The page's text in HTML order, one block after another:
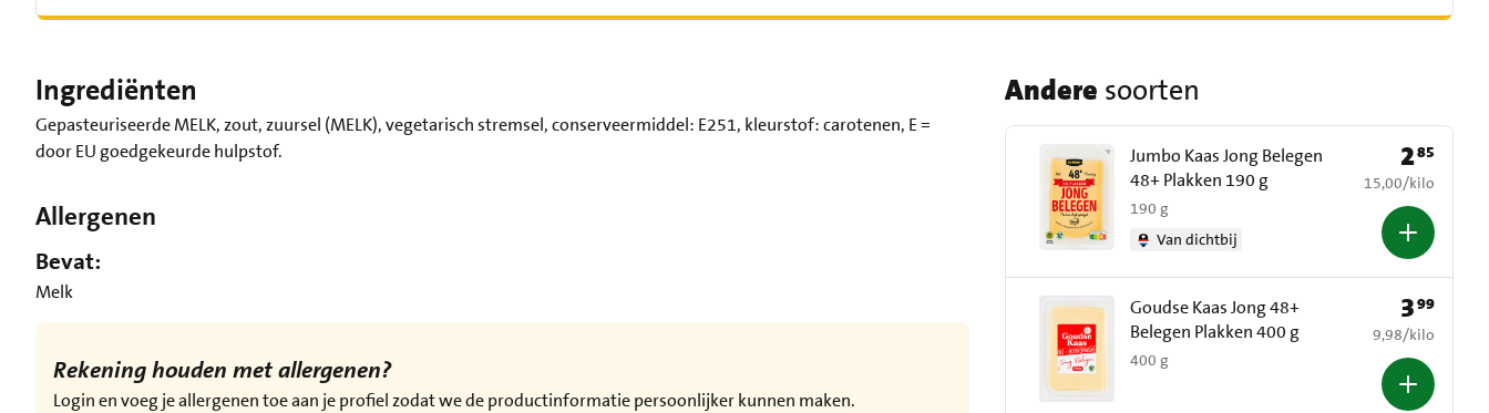
Ingrediënten
Gepasteuriseerde MELK, zout, zuursel (MELK), vegetarisch stremsel, conserveermiddel: E251, kleurstof: carotenen, E =
door EU goedgekeurde hulpstof.
Allergenen
Bevat:
Melk
Rekening houden met allergenen?
Login en voeg je allergenen toe aan je profiel zodat we de productinformatie persoonlijker kunnen maken.
Andere soorten
Jumbo Kaas Jong Belegen
48+ Plakken 190 g
190 g
Van dichtbij
Prijs: € 2,85
285
€ 15,00 per kilo
15,00/kilo
Goudse Kaas Jong 48+
Belegen Plakken 400 g
400 g
Prijs: € 3,99
399
€ 9,98 per kilo
9,98/kilo